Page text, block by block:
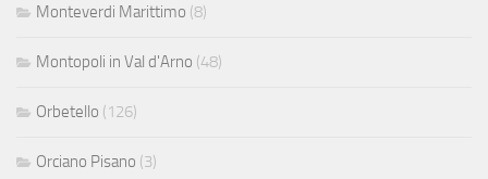
Monteverdi Marittimo (8)
Montopoli in Val d'Arno (48)
Orbetello (126)
Orciano Pisano (3)